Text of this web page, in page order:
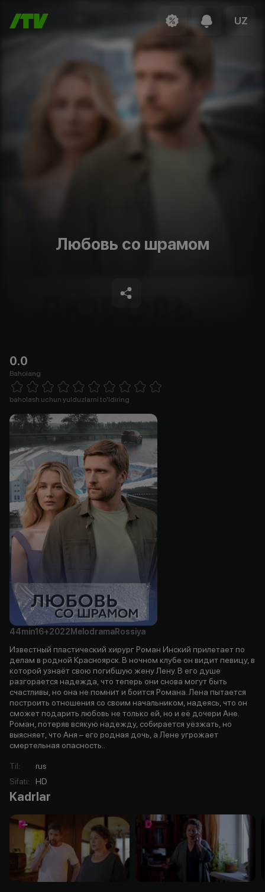
UZ
Любовь со шрамом
0.0
Baholang
1 Star 2 Stars 3 Stars 4 Stars5 Stars 6 Stars7 Stars8 Stars
baholash uchun yulduzlarni to'ldiring
44min16+2022 MelodramaRossiya
Известный пластический хирург Роман Инский прилетает по
делам в родной Красноярск. В ночном клубе он видит певицу, в
которой узнаёт свою погибшую жену Лену. В его душе
разгорается надежда, что теперь они снова могут быть
счастливы, но она не помнит и боится Романа. Лена пытается
построить отношения со своим начальником, надеясь, что он
сможет подарить любовь не только ей, но и её дочери Ане.
Роман, потеряв всякую надежду, собирается уезжать, но
выясняет, что Аня – его родная дочь, а Лене угрожает
смертельная опасность..
Til:
rus
Sifati: HD
Kadrlar